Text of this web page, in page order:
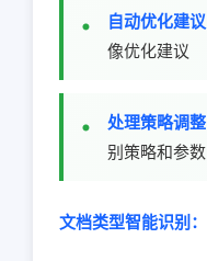
自动优化建议
像优化建议
处理策略调整
别策略和参数
文档类型智能识别：